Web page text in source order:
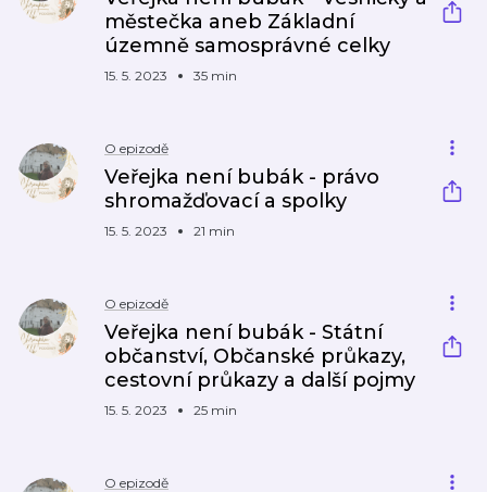
městečka aneb Základní
územně samosprávné celky
15. 5. 2023 35 min
O epizodě
Veřejka není bubák - právo
shromažďovací a spolky
15. 5. 2023 21 min
O epizodě
Veřejka není bubák - Státní
občanství, Občanské průkazy,
cestovní průkazy a další pojmy
15. 5. 2023 25 min
O epizodě